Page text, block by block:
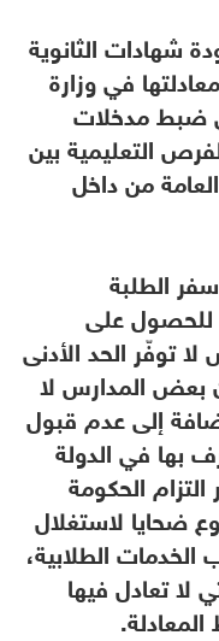
شهادات الثانوية
في وزارة
ضبط مدخلات
التعليمية بين
من داخل
الطلبة
للحصول على
توفّر الحد الأدنى
بعض المدارس لا
إلى عدم قبول
بها في الدولة
الحكومة
ضحايا لاستغلال
الطلابية،
لا تعادل فيها